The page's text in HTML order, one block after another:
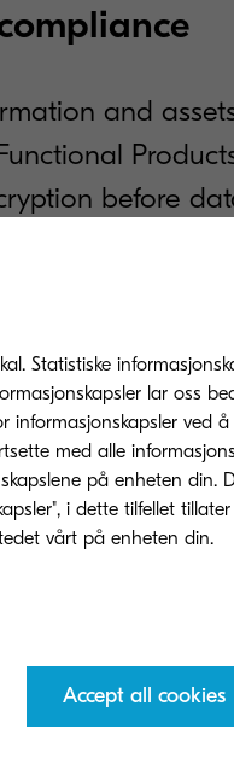
and
before
ISO/IEC 15408 / IEEE
via solutions such
Statistiske
lar oss
informasjonskapsler ved å
med alle
på enheten din.
i dette tilfellet
plassere bare de informasjonskapslene som er nødvendige for riktig visning av nettstedet vårt på enheten din.
Accept all cookies